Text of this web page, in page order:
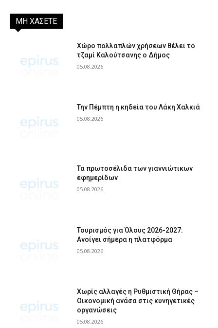
ΜΗ ΧΑΣΕΤΕ
Χώρο πολλαπλών χρήσεων θέλει το
τζαμί Καλούτσανης ο Δήμος
05.08.2026
Την Πέμπτη η κηδεία του Λάκη Χαλκιά
05.08.2026
Τα πρωτοσέλιδα των γιαννιώτικων
εφημερίδων
05.08.2026
Τουρισμός για Όλους 2026-2027:
Ανοίγει σήμερα η πλατφόρμα
05.08.2026
Χωρίς αλλαγές η Ρυθμιστική Θήρας –
Οικονομική ανάσα στις κυνηγετικές
οργανώσεις
05.08.2026